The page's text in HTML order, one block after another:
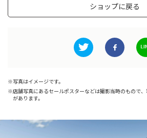
ショップに戻る
写真はイメージです。
店舗写真にあるセールポスターなどは撮影当時のもので
があります。